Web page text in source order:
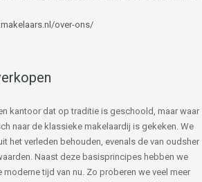
over-ons/
kantoor dat op traditie is geschoold, maar waar
naar de klassieke makelaardij is gekeken. We
het verleden behouden, evenals de van oudsher
Naast deze basisprincipes hebben we
tijd van nu. Zo proberen we veel meer